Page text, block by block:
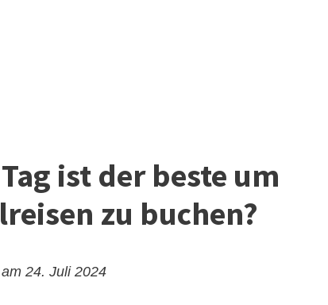
ist der beste um
zu buchen?
24. Juli 2024